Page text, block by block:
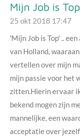
Mijn Job is Top
25 okt 2018 17:47
'Mijn Job is Top' ..
van Holland,
vertellen over mijn
mijn passie voor het
zitten.Hierin ervaar
bekend mogen zijn
mannelijke, een
acceptatie over